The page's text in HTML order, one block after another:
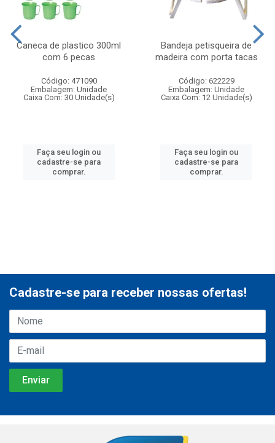
Caneca de plastico 300ml
com 6 pecas
Código: 471090
Embalagem: Unidade
Caixa Com: 30 Unidade(s)
Faça seu login ou
cadastre-se para
comprar.
Bandeja petisqueira de
madeira com porta tacas
Código: 622229
Embalagem: Unidade
Caixa Com: 12 Unidade(s)
Faça seu login ou
cadastre-se para
comprar.
Cadastre-se para receber nossas ofertas!